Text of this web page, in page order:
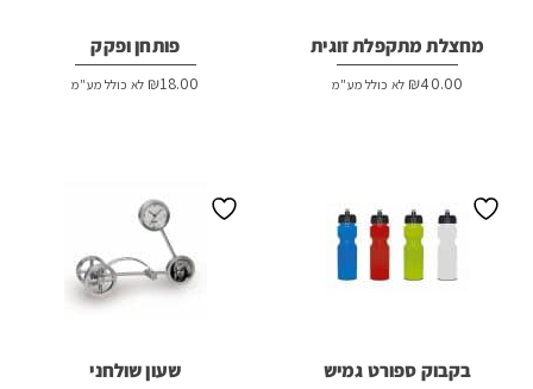
מחצלת מתקפלת זוגית
₪40.00 לא כולל מע"מ
פותחן ופקק
₪18.00 לא כולל מע"מ
בקבוק ספורט גמיש שעון שולחני